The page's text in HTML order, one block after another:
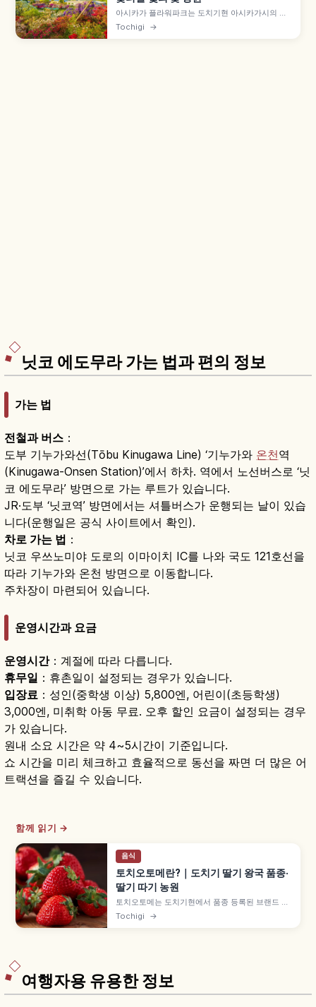
아시카가 플라워파크는 도치기현 아시카가시의 약
100,000㎡ 꽃 공원으로, 후지(등나무) 명소로 유명
합니다. 수령 150년 넘는 약 1,000㎡ '오오후지다
Tochigi →
닛코 에도무라 가는 법과 편의 정보
가는 법
전철과 버스 ：
도부 기누가와선(Tōbu Kinugawa Line) ‘기누가와 온천역
(Kinugawa-Onsen Station)’에서 하차. 역에서 노선버스로 ‘닛
코 에도무라’ 방면으로 가는 루트가 있습니다.
JR·도부 ‘닛코역’ 방면에서는 셔틀버스가 운행되는 날이 있습
니다(운행일은 공식 사이트에서 확인).
차로 가는 법 ：
닛코 우쓰노미야 도로의 이마이치 IC를 나와 국도 121호선을
따라 기누가와 온천 방면으로 이동합니다.
주차장이 마련되어 있습니다.
운영시간과 요금
운영시간：계절에 따라 다릅니다.
휴무일 ：휴촌일이 설정되는 경우가 있습니다.
입장료 ：성인(중학생 이상) 5,800엔, 어린이(초등학생)
3,000엔, 미취학 아동 무료. 오후 할인 요금이 설정되는 경우
가 있습니다.
원내 소요 시간은 약 4~5시간이 기준입니다.
쇼 시간을 미리 체크하고 효율적으로 동선을 짜면 더 많은 어
트랙션을 즐길 수 있습니다.
함께 읽기 →
음식
토치오토메란?｜도치기 딸기 왕국 품종·
딸기 따기 농원
토치오토메는 도치기현에서 품종 등록된 브랜드 딸
기로, 단맛과 산미의 균형, 선명한 붉은색이 특징입
니다. 스카이베리·밀키베리와의 차이, 딸기 따기 농
Tochigi →
여행자용 유용한 정보